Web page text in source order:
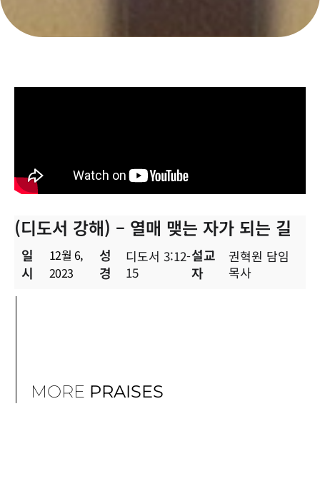
(디도서 강해) – 열매 맺는 자가 되는 길
일
시
12월 6,
2023
성
경
디도서 3:12-
15
설교
자
권혁원 담임
목사
MORE PRAISES